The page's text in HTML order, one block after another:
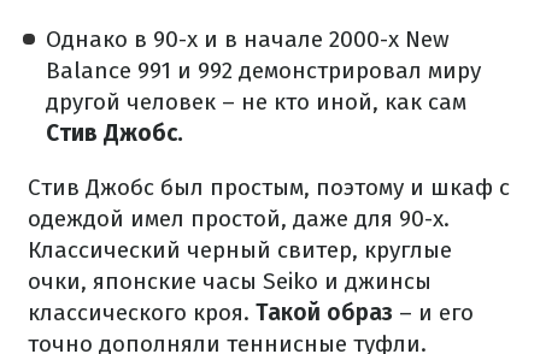
Однако в 90-х и в начале 2000-х New
Balance 991 и 992 демонстрировал миру
другой человек – не кто иной, как сам
Стив Джобс.
Стив Джобс был простым, поэтому и шкаф с
одеждой имел простой, даже для 90-х.
Классический черный свитер, круглые
очки, японские часы Seiko и джинсы
классического кроя. Такой образ – и его
точно дополняли теннисные туфли.